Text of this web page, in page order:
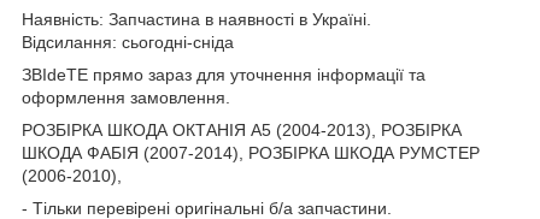
Наявність: Запчастина в наявності в Україні.
Відсилання: сьогодні-сніда
ЗВІdeТЕ прямо зараз для уточнення інформації та
оформлення замовлення.
РОЗБІРКА ШКОДА ОКТАНІЯ A5 (2004-2013), РОЗБІРКА
ШКОДА ФАБІЯ (2007-2014), РОЗБІРКА ШКОДА РУМСТЕР
(2006-2010),
- Тільки перевірені оригінальні б/а запчастини.